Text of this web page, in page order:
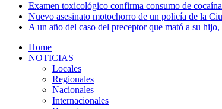
Examen toxicológico confirma consumo de
Nuevo asesinato motochorro de un policía de la
A un año del caso del preceptor que mató a su
Home
NOTICIAS
Locales
Regionales
Nacionales
Internacionales